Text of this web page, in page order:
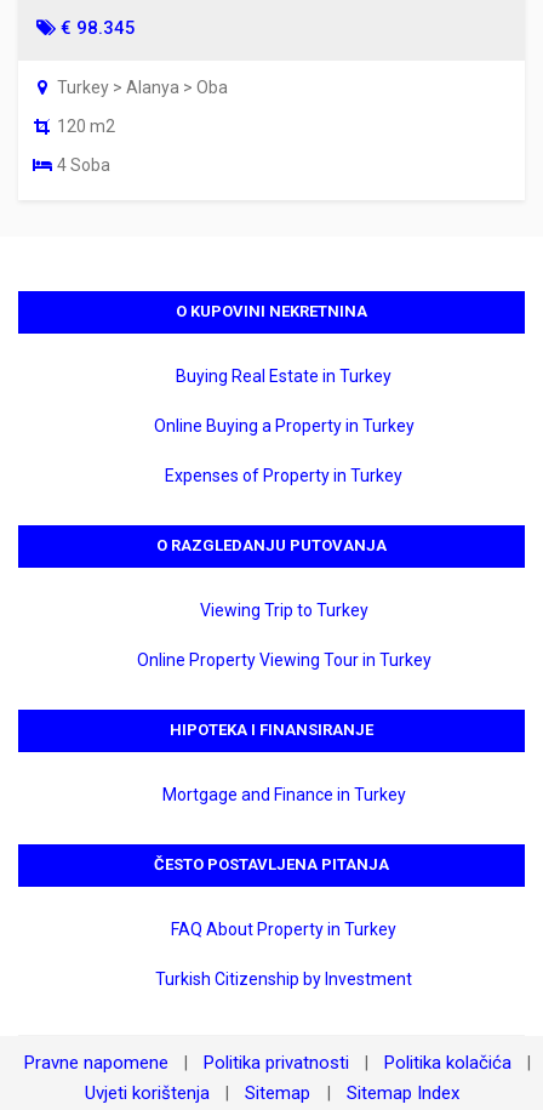
€ 98.345
Turkey > Alanya > Oba
120 m2
4 Soba
O KUPOVINI NEKRETNINA
Buying Real Estate in Turkey
Online Buying a Property in Turkey
Expenses of Property in Turkey
O RAZGLEDANJU PUTOVANJA
Viewing Trip to Turkey
Online Property Viewing Tour in Turkey
HIPOTEKA I FINANSIRANJE
Mortgage and Finance in Turkey
ČESTO POSTAVLJENA PITANJA
FAQ About Property in Turkey
Turkish Citizenship by Investment
Pravne napomene Politika privatnosti Politika kolačića
Uvjeti korištenja Sitemap Sitemap Index